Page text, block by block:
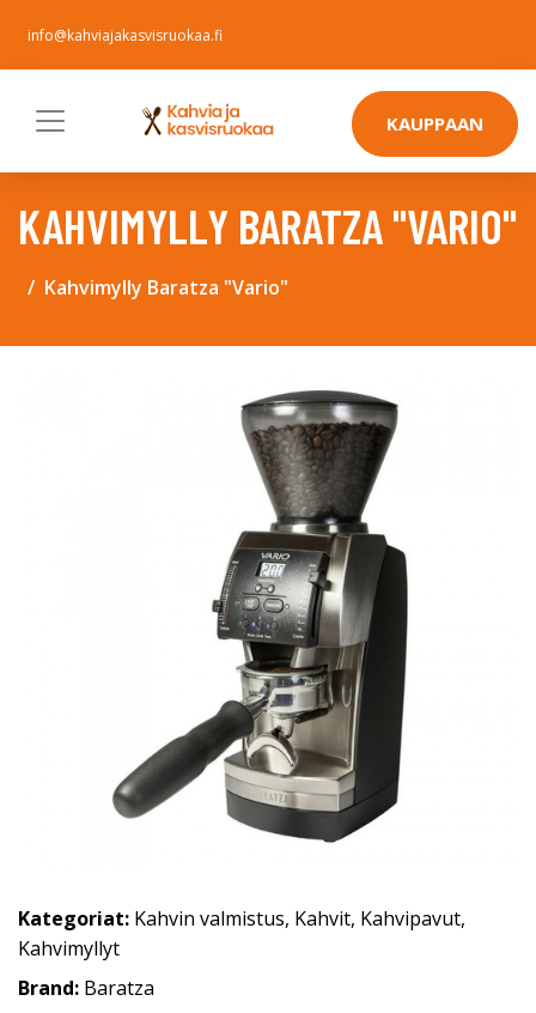
info@kahviajakasvisruokaa.fi
KAUPPAAN
KAHVIMYLLY BARATZA "VARIO"
Kahvimylly Baratza "Vario"
Kategoriat: Kahvin valmistus, Kahvit, Kahvipavut,
Kahvimyllyt
Brand: Baratza